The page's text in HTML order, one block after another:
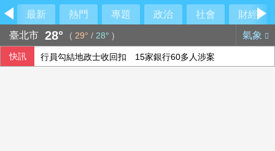
最新 熱門 專題 政治 社會
財經
臺北市 28° ( 29° / 28° ) 氣象
快訊 行員勾結地政士收回扣 15家銀行60多人涉案